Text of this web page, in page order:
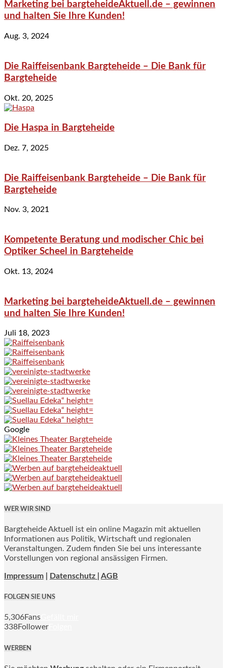
Marketing bei bargteheideAktuell.de – gewinnen
und halten Sie Ihre Kunden!
Aug. 3, 2024
Die Raiffeisenbank Bargteheide – Die Bank für
Bargteheide
Okt. 20, 2025
Die Haspa in Bargteheide
Dez. 7, 2025
Die Raiffeisenbank Bargteheide – Die Bank für
Bargteheide
Nov. 3, 2021
Kompetente Beratung und modischer Chic bei
Optiker Scheel in Bargteheide
Okt. 13, 2024
Marketing bei bargteheideAktuell.de – gewinnen
und halten Sie Ihre Kunden!
Juli 18, 2023
Google
WER WIR SIND
Bargteheide Aktuell ist ein online Magazin mit aktuellen
Informationen aus Politik, Wirtschaft und regionalen
Veranstaltungen. Zudem finden Sie bei uns interessante
Vorstellungen von regional ansässigen Firmen.
Impressum Datenschutz | AGB
FOLGEN SIE UNS
5,306Fans
338Follower
WERBEN